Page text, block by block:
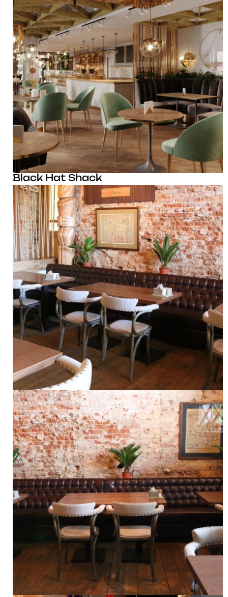
Black Hat Shack